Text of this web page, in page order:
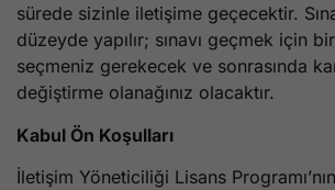
sürede sizinle iletişime geçecektir.
düzeyde yapılır; sınavı geçmek için
seçmeniz gerekecek ve sonrasında
değiştirme olanağınız olacaktır.
Kabul Ön Koşulları
İletişim Yöneticiliği Lisans